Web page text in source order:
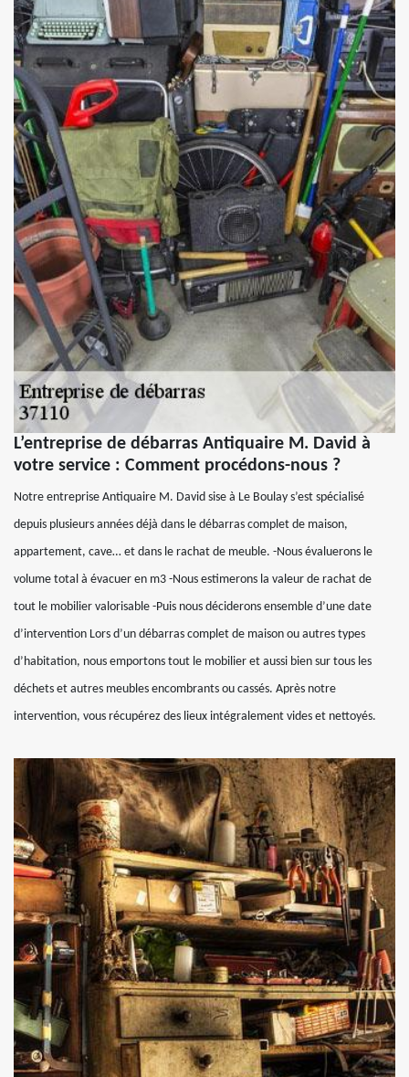
L’entreprise de débarras Antiquaire M. David à
votre service : Comment procédons-nous ?
Notre entreprise Antiquaire M. David sise à Le Boulay s’est spécialisé
depuis plusieurs années déjà dans le débarras complet de maison,
appartement, cave… et dans le rachat de meuble. -Nous évaluerons le
volume total à évacuer en m3 -Nous estimerons la valeur de rachat de
tout le mobilier valorisable -Puis nous déciderons ensemble d’une date
d’intervention Lors d’un débarras complet de maison ou autres types
d’habitation, nous emportons tout le mobilier et aussi bien sur tous les
déchets et autres meubles encombrants ou cassés. Après notre
intervention, vous récupérez des lieux intégralement vides et nettoyés.